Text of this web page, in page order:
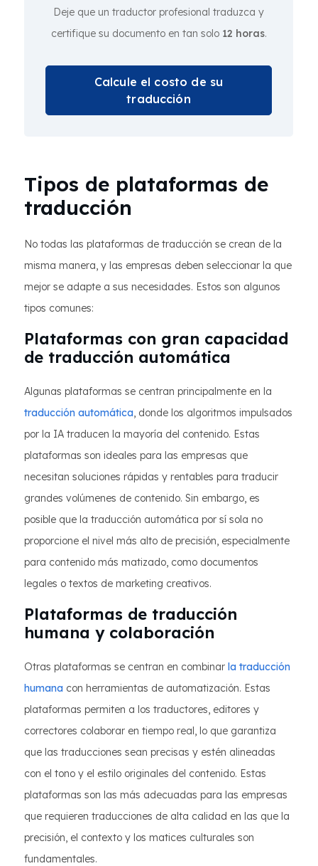
Deje que un traductor profesional traduzca y
certifique su documento en tan solo 12 horas.
Calcule el costo de su
traducción
Tipos de plataformas de
traducción
No todas las plataformas de traducción se crean de la
misma manera, y las empresas deben seleccionar la que
mejor se adapte a sus necesidades. Estos son algunos
tipos comunes:
Plataformas con gran capacidad
de traducción automática
Algunas plataformas se centran principalmente en la
traducción automática, donde los algoritmos impulsados
por la IA traducen la mayoría del contenido. Estas
plataformas son ideales para las empresas que
necesitan soluciones rápidas y rentables para traducir
grandes volúmenes de contenido. Sin embargo, es
posible que la traducción automática por sí sola no
proporcione el nivel más alto de precisión, especialmente
para contenido más matizado, como documentos
legales o textos de marketing creativos.
Plataformas de traducción
humana y colaboración
Otras plataformas se centran en combinar la traducción
humana con herramientas de automatización. Estas
plataformas permiten a los traductores, editores y
correctores colaborar en tiempo real, lo que garantiza
que las traducciones sean precisas y estén alineadas
con el tono y el estilo originales del contenido. Estas
plataformas son las más adecuadas para las empresas
que requieren traducciones de alta calidad en las que la
precisión, el contexto y los matices culturales son
fundamentales.